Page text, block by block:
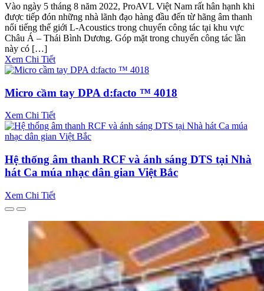
Vào ngày 5 tháng 8 năm 2022, ProAVL Việt Nam rất hân hạnh khi
được tiếp đón những nhà lãnh đạo hàng đầu đến từ hãng âm thanh
nổi tiếng thế giới L-Acoustics trong chuyến công tác tại khu vực
Châu Á – Thái Bình Dương. Góp mặt trong chuyến công tác lần
này có […]
Xem Chi Tiết
Micro cầm tay DPA d:facto ™ 4018
Xem Chi Tiết
Hệ thống âm thanh RCF và ánh sáng DTS tại Nhà
hát Ca múa nhạc dân gian Việt Bắc
Xem Chi Tiết